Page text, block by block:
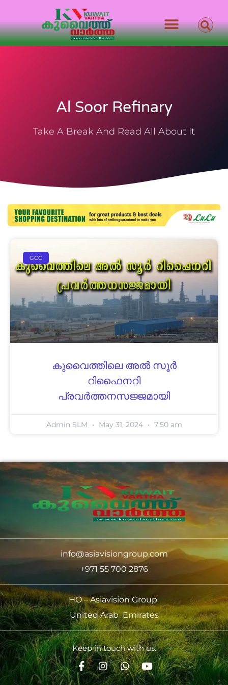
Al Soor Refinary
Take A Break And Read All About It
GCC
കുവൈത്തിലെ അൽ സൂർ
റിഫൈനറി
പ്രവർത്തനസജ്ജമായി
Admin SLM May 31, 2024 7:50 am
info@asiavisiongroup.com
+971 55 700 2876
HO – Asiavision Group
United Arab Emirates
Keep in touch with us.